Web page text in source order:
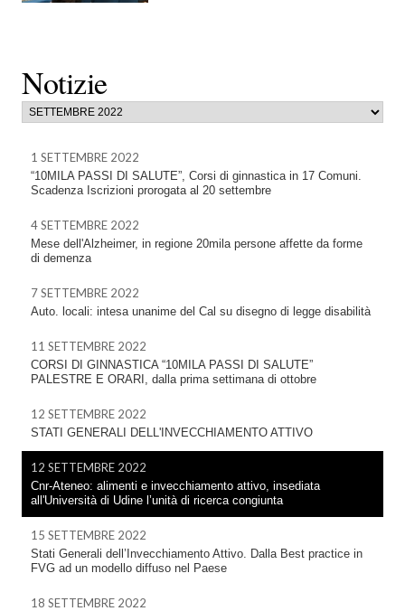
Notizie
1 SETTEMBRE 2022
“10MILA PASSI DI SALUTE”, Corsi di ginnastica in 17 Comuni.
Scadenza Iscrizioni prorogata al 20 settembre
4 SETTEMBRE 2022
Mese dell'Alzheimer, in regione 20mila persone affette da forme
di demenza
7 SETTEMBRE 2022
Auto. locali: intesa unanime del Cal su disegno di legge disabilità
11 SETTEMBRE 2022
CORSI DI GINNASTICA “10MILA PASSI DI SALUTE”
PALESTRE E ORARI, dalla prima settimana di ottobre
12 SETTEMBRE 2022
STATI GENERALI DELL'INVECCHIAMENTO ATTIVO
12 SETTEMBRE 2022
Cnr-Ateneo: alimenti e invecchiamento attivo, insediata
all'Università di Udine l’unità di ricerca congiunta
15 SETTEMBRE 2022
Stati Generali dell’Invecchiamento Attivo. Dalla Best practice in
FVG ad un modello diffuso nel Paese
18 SETTEMBRE 2022